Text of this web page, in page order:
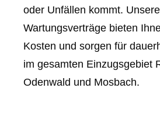
oder Unfällen kommt. Unsere
Wartungsverträge bieten
Kosten und sorgen für
im gesamten Einzugsgebiet
Odenwald und Mosbach.